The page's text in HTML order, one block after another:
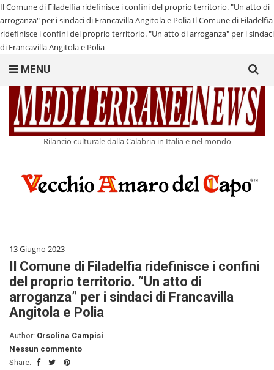
Il Comune di Filadelfia ridefinisce i confini del proprio territorio. "Un atto di
arroganza" per i sindaci di Francavilla Angitola e Polia Il Comune di Filadelfia
ridefinisce i confini del proprio territorio. "Un atto di arroganza" per i sindaci
di Francavilla Angitola e Polia
Rilancio culturale dalla Calabria in Italia e nel mondo
MENU
for:
13 Giugno 2023
Il Comune di Filadelfia ridefinisce i confini
del proprio territorio. “Un atto di
arroganza” per i sindaci di Francavilla
Angitola e Polia
Author: Orsolina Campisi
Nessun commento
Share: